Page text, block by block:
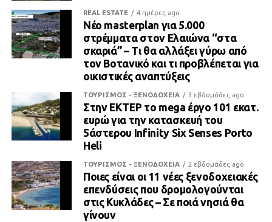
REAL ESTATE 4 ημέρες ago
Νέο masterplan για 5.000
στρέμματα στον Ελαιώνα “στα
σκαριά” – Τι θα αλλάξει γύρω από
τον Βοτανικό και τι προβλέπεται για
οικιστικές αναπτύξεις
ΤΟΥΡΙΣΜΟΣ - ΞΕΝΟΔΟΧΕΙΑ 3 εβδομάδες ago
Στην ΕΚΤΕΡ το mega έργο 101 εκατ.
ευρώ για την κατασκευή του
5άστερου Infinity Six Senses Porto
Heli
ΤΟΥΡΙΣΜΟΣ - ΞΕΝΟΔΟΧΕΙΑ 2 εβδομάδες ago
Ποιες είναι οι 11 νέες ξενοδοχειακές
επενδύσεις που δρομολογούνται
στις Κυκλάδες – Σε ποιά νησιά θα
γίνουν